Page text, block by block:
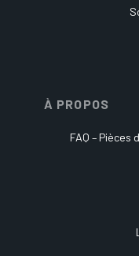
À PROPOS
FAQ – Pièces